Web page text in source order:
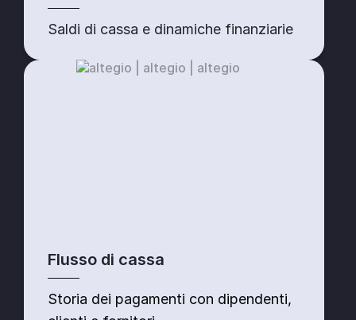
Saldi di cassa e dinamiche finanziarie
Flusso di cassa
Storia dei pagamenti con dipendenti,